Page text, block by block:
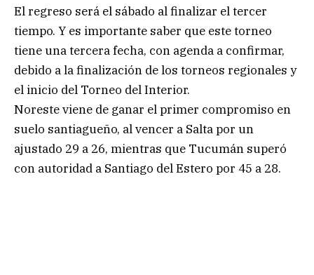
El regreso será el sábado al finalizar el tercer
tiempo. Y es importante saber que este torneo
tiene una tercera fecha, con agenda a confirmar,
debido a la finalización de los torneos regionales y
el inicio del Torneo del Interior.
Noreste viene de ganar el primer compromiso en
suelo santiagueño, al vencer a Salta por un
ajustado 29 a 26, mientras que Tucumán superó
con autoridad a Santiago del Estero por 45 a 28.